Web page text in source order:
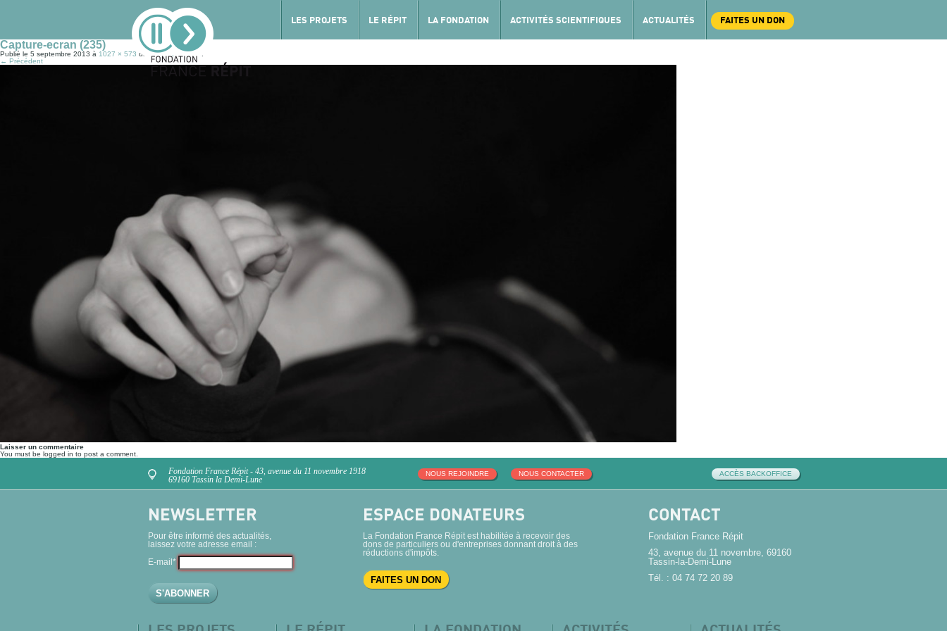
LES PROJETS LE RÉPIT LA FONDATION ACTIVITÉS SCIENTIFIQUES ACTUALITÉS FAITES UN DON
Capture-ecran (235)
Publié le 5 septembre 2013 à 1027 × 573 dansTémoignages
← Précédent
Laisser un commentaire
You must be logged in to post a comment.
Fondation France Répit - 43, avenue du 11 novembre 1918
69160 Tassin la Demi-Lune
NOUS CONTACTER
NOUS REJOINDRE ACCÈS BACKOFFICE
NEWSLETTER
Pour être informé des actualités,
laissez votre adresse email :
E-mail*
ESPACE DONATEURS
La Fondation France Répit est habilitée à recevoir des
dons de particuliers ou d'entreprises donnant droit à des
réductions d'impôts.
FAITES UN DON
CONTACT
Fondation France Répit
43, avenue du 11 novembre, 69160
Tassin-la-Demi-Lune
Tél. : 04 74 72 20 89